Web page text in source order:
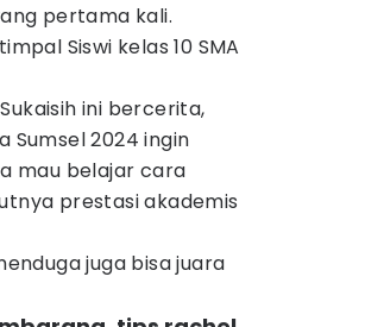
pertama kali.
Siswi kelas 10 SMA
ini bercerita,
Sumsel 2024 ingin
mau belajar cara
prestasi akademis
juga bisa juara